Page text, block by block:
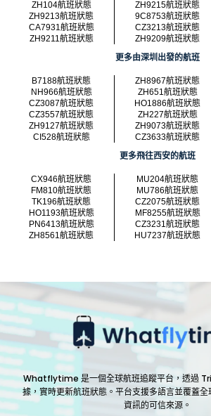
ZH104航班狀態
ZH9215航班狀態
ZH9213航班狀態
9C8753航班狀態
CA7931航班狀態
CZ3213航班狀態
ZH9211航班狀態
ZH9209航班狀態
更多由深圳出發的航班
B7188航班狀態
ZH8967航班狀態
NH966航班狀態
ZH651航班狀態
CZ3087航班狀態
HO1886航班狀態
CZ3557航班狀態
ZH227航班狀態
ZH9127航班狀態
ZH9073航班狀態
CI528航班狀態
CZ3633航班狀態
更多飛往西安的航班
CX946航班狀態
MU204航班狀態
FM810航班狀態
MU786航班狀態
TK196航班狀態
CZ2075航班狀態
HO1193航班狀態
MF8255航班狀態
PN6413航班狀態
CZ3231航班狀態
ZH8561航班狀態
HU7237航班狀態
Whatflytime 是一個全球航班追蹤平台，透過
據，實時更新航班狀態。平台支援多語言並覆蓋
資訊的可信來源。